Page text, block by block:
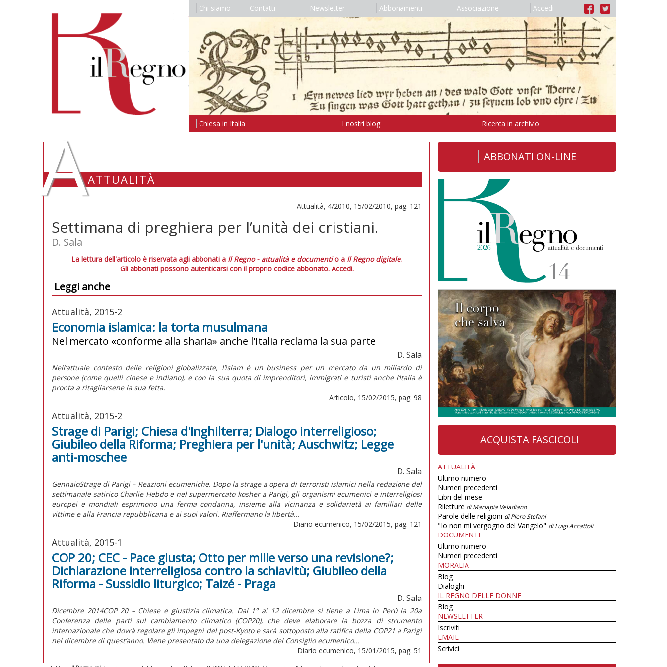
Chi siamo Contatti Newsletter Abbonamenti Associazione Accedi
Chiesa in Italia I nostri blog Ricerca in archivio
AATTUALITÀ
Attualità, 4/2010, 15/02/2010, pag. 121
Settimana di preghiera per l’unità dei cristiani.
D. Sala
La lettura dell'articolo è riservata agli abbonati a Il Regno - attualità e documentio a Il Regno digitale.
Gli abbonati possono autenticarsi con il proprio codice abbonato. Accedi.
Leggi anche
Attualità, 2015-2
Economia islamica: la torta musulmana
Nel mercato «conforme alla sharia» anche l'Italia reclama la sua parte
D. Sala
Nell’attuale contesto delle religioni globalizzate, l’islam è un business per un mercato da un miliardo di
persone (come quelli cinese e indiano), e con la sua quota di imprenditori, immigrati e turisti anche l’Italia è
pronta a ritagliarsene la sua fetta.
Articolo, 15/02/2015, pag. 98
Attualità, 2015-2
Strage di Parigi; Chiesa d'Inghilterra; Dialogo interreligioso;
Giubileo della Riforma; Preghiera per l'unità; Auschwitz; Legge
anti-moschee
D. Sala
GennaioStrage di Parigi – Reazioni ecumeniche. Dopo la strage a opera di terroristi islamici nella redazione del
settimanale satirico Charlie Hebdo e nel supermercato kosher a Parigi, gli organismi ecumenici e interreligiosi
europei e mondiali esprimono una ferma condanna, insieme alla vicinanza e solidarietà ai familiari delle
vittime e alla Francia repubblicana e ai suoi valori. Riaffermano la libertà...
Diario ecumenico, 15/02/2015, pag. 121
Attualità, 2015-1
COP 20; CEC - Pace giusta; Otto per mille verso una revisione?;
Dichiarazione interreligiosa contro la schiavitù; Giubileo della
Riforma - Sussidio liturgico; Taizé - Praga
D. Sala
Dicembre 2014COP 20 – Chiese e giustizia climatica. Dal 1° al 12 dicembre si tiene a Lima in Perù la 20a
Conferenza delle parti sul cambiamento climatico (COP20), che deve elaborare la bozza di strumento
internazionale che dovrà regolare gli impegni del post-Kyoto e sarà sottoposto alla ratifica della COP21 a Parigi
nel dicembre di quest’anno. Viene presentato da una delegazione del Consiglio ecumenico...
Diario ecumenico, 15/01/2015, pag. 51
ABBONATI ON-LINE
ACQUISTA FASCICOLI
ATTUALITÀ
Ultimo numero
Numeri precedenti
Libri del mese
Riletture di Mariapia Veladiano
Parole delle religioni di Piero Stefani
"Io non mi vergogno del Vangelo" di Luigi Accattoli
DOCUMENTI
Ultimo numero
Numeri precedenti
MORALIA
Blog
Dialoghi
IL REGNO DELLE DONNE
Blog
NEWSLETTER
Iscriviti
EMAIL
Scrivici